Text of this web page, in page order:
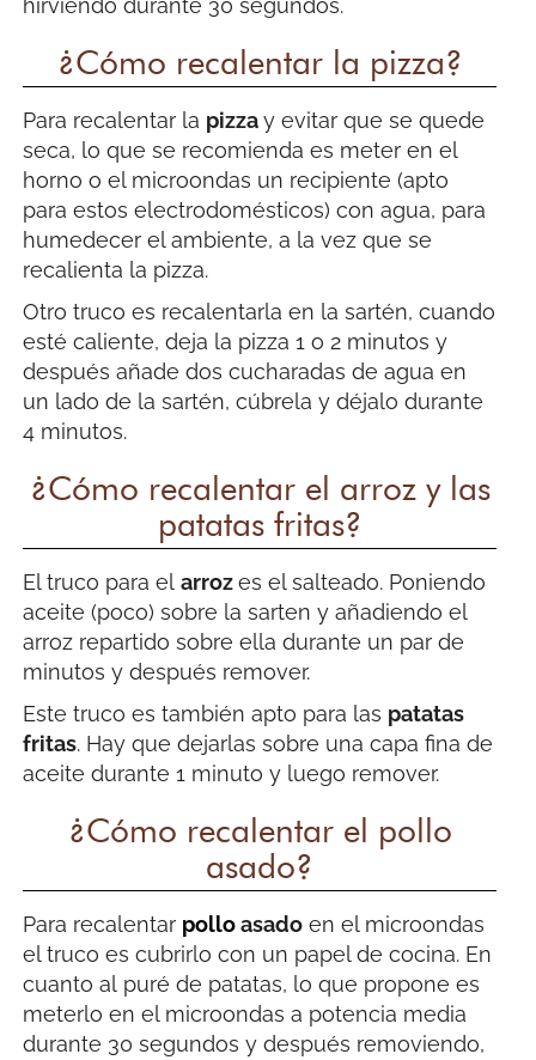
hirviendo durante 30 segundos.
¿Cómo recalentar la pizza?
Para recalentar la pizzay evitar que se quede
seca, lo que se recomienda es meter en el
horno o el microondas un recipiente (apto
para estos electrodomésticos) con agua, para
humedecer el ambiente, a la vez que se
recalienta la pizza.
Otro truco es recalentarla en la sartén, cuando
esté caliente, deja la pizza 1 o 2 minutos y
después añade dos cucharadas de agua en
un lado de la sartén, cúbrela y déjalo durante
4 minutos.
¿Cómo recalentar el arroz y las
patatas fritas?
El truco para elarrozes el salteado. Poniendo
aceite (poco) sobre la sarten y añadiendo el
arroz repartido sobre ella durante un par de
minutos y después remover.
Este truco es también apto para las patatas
fritas. Hay que dejarlas sobre una capa fina de
aceite durante 1 minuto y luego remover.
¿Cómo recalentar el pollo
asado?
Para recalentar polloasado en el microondas
el truco es cubrirlo con un papel de cocina. En
cuanto al puré de patatas, lo que propone es
meterlo en el microondas a potencia media
durante 30 segundos y después removiendo,